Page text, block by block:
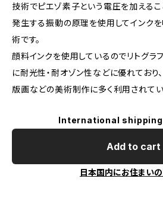
技術でピエゾ素子という電圧を加えるこ
発生する振動の原理を使用してインク
術です。
顔料インクを使用しているのでリトグラ
に耐光性・耐オゾン性などに優れており、
版画などの美術制作に多く利用されてい
International
Add to cart
日本国内にお住まい